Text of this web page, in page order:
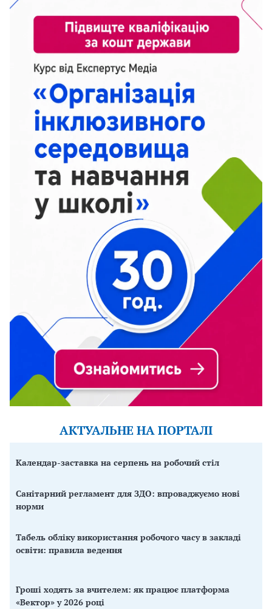
АКТУАЛЬНЕ НА ПОРТАЛІ
Календар-заставка на серпень на робочий стіл
Санітарний регламент для ЗДО: впроваджуємо нові
норми
Табель обліку використання робочого часу в закладі
освіти: правила ведення
Гроші ходять за вчителем: як працює платформа
«Вектор» у 2026 році